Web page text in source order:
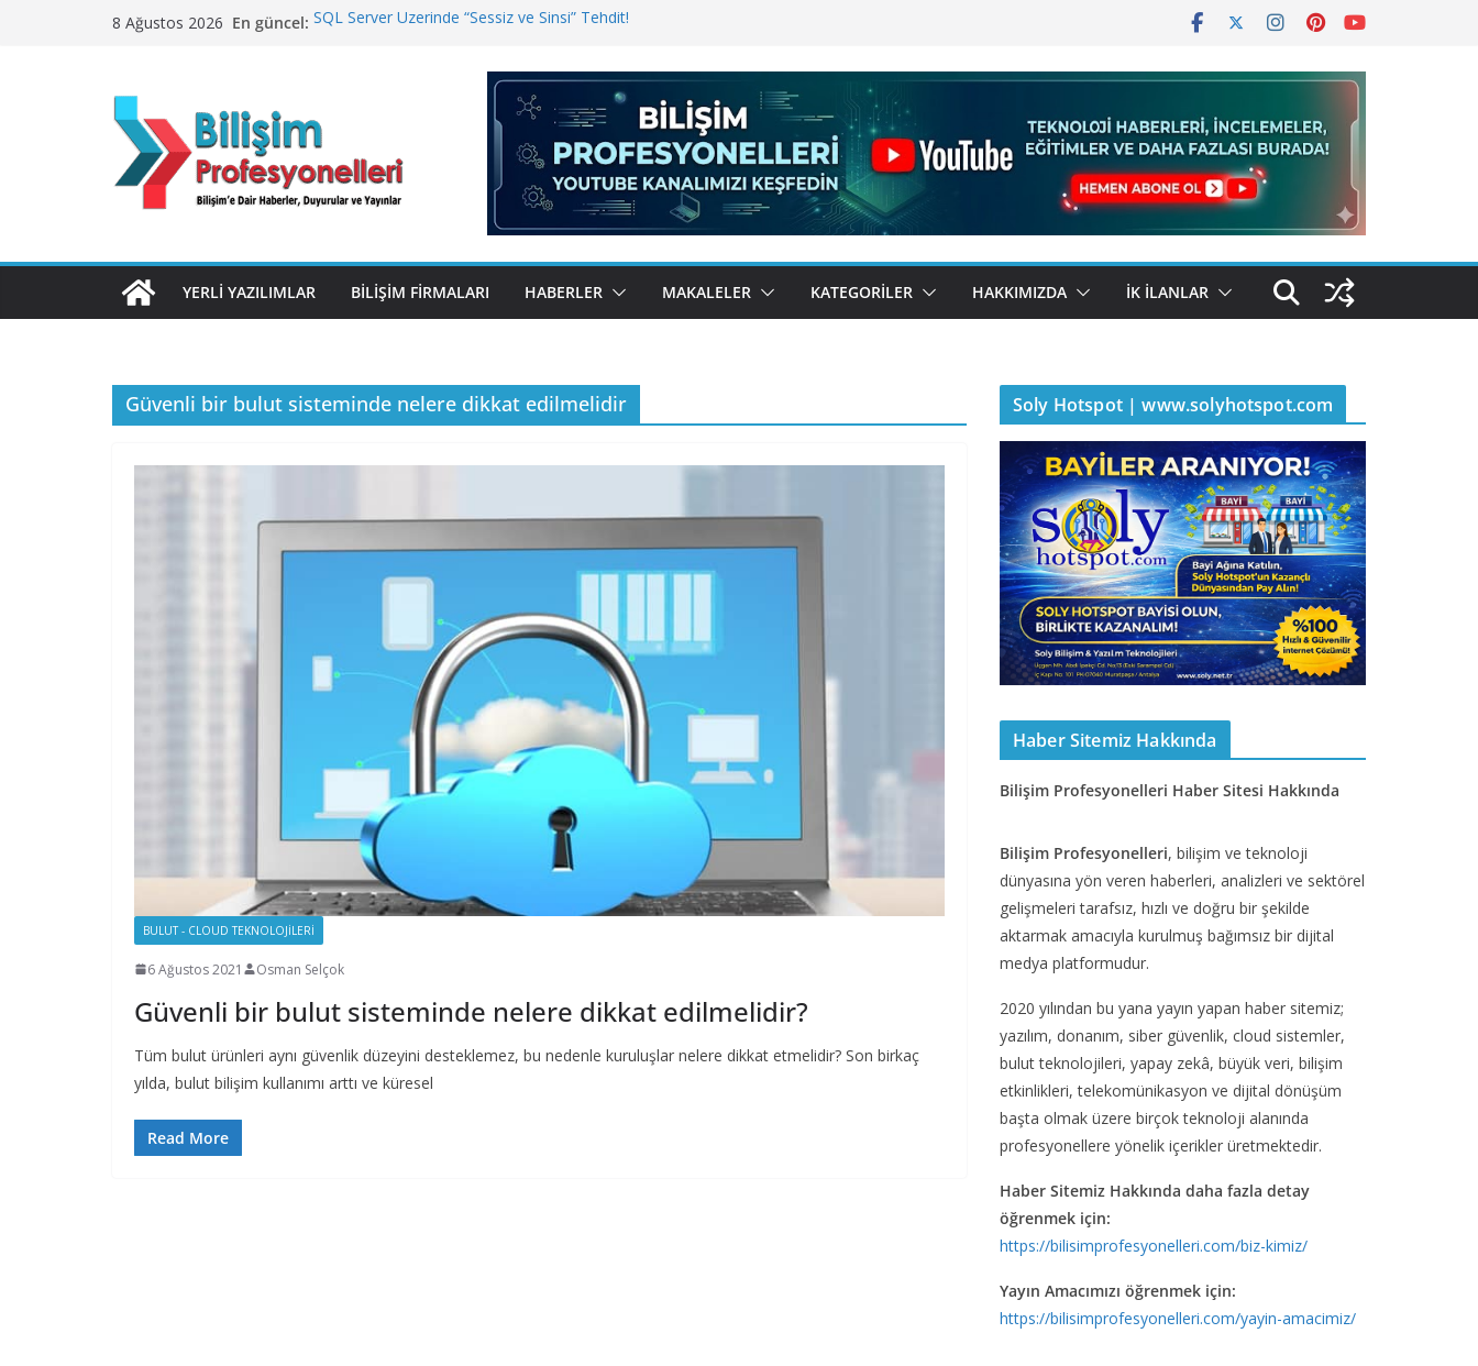
8 Ağustos 2026 En güncel: SQL Server Üzerinde “Sessiz ve Sinsi” Tehdit!
Geleceğin Finans Yönetimi, Bugün BulutTahsilat’ta
ElektraWeb’de Neler Yaşandı? Kemal Oral Tüm Sorularımızı
Yanıtladı
YERLI YAZILIMLAR BILIŞIM FIRMALARI HABERLER MAKALELER KATEGORILER HAKKIMIZDA İK İLANLAR
Güvenli bir bulut sisteminde nelere dikkat edilmelidir
BULUT - CLOUD TEKNOLOJILERI
6 Ağustos 2021 Osman Selçok
Güvenli bir bulut sisteminde nelere dikkat edilmelidir?
Tüm bulut ürünleri aynı güvenlik düzeyini desteklemez, bu nedenle kuruluşlar nelere dikkat etmelidir? Son birkaç
yılda, bulut bilişim kullanımı arttı ve küresel
Read More
Soly Hotspot | www.solyhotspot.com
Haber Sitemiz Hakkında
Bilişim Profesyonelleri Haber Sitesi Hakkında
Bilişim Profesyonelleri, bilişim ve teknoloji
dünyasına yön veren haberleri, analizleri ve sektörel
gelişmeleri tarafsız, hızlı ve doğru bir şekilde
aktarmak amacıyla kurulmuş bağımsız bir dijital
medya platformudur.
2020 yılından bu yana yayın yapan haber sitemiz;
yazılım, donanım, siber güvenlik, cloud sistemler,
bulut teknolojileri, yapay zekâ, büyük veri, bilişim
etkinlikleri, telekomünikasyon ve dijital dönüşüm
başta olmak üzere birçok teknoloji alanında
profesyonellere yönelik içerikler üretmektedir.
Haber Sitemiz Hakkında daha fazla detay
öğrenmek için:
https://bilisimprofesyonelleri.com/biz-kimiz/
Yayın Amacımızı öğrenmek için:
https://bilisimprofesyonelleri.com/yayin-amacimiz/